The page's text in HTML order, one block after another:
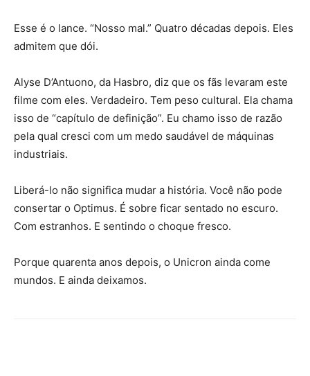
Esse é o lance. “Nosso mal.” Quatro décadas depois. Eles
admitem que dói.
Alyse D’Antuono, da Hasbro, diz que os fãs levaram este
filme com eles. Verdadeiro. Tem peso cultural. Ela chama
isso de “capítulo de definição”. Eu chamo isso de razão
pela qual cresci com um medo saudável de máquinas
industriais.
Liberá-lo não significa mudar a história. Você não pode
consertar o Optimus. É sobre ficar sentado no escuro.
Com estranhos. E sentindo o choque fresco.
Porque quarenta anos depois, o Unicron ainda come
mundos. E ainda deixamos.